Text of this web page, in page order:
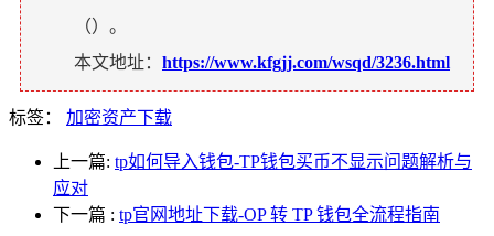
（）。
本文地址： https://www.kfgjj.com/wsqd/3236.html
标签： 加密资产下载
上一篇: tp如何导入钱包-TP钱包买币不显示问题解析与
应对
下一篇 : tp官网地址下载-OP 转 TP 钱包全流程指南